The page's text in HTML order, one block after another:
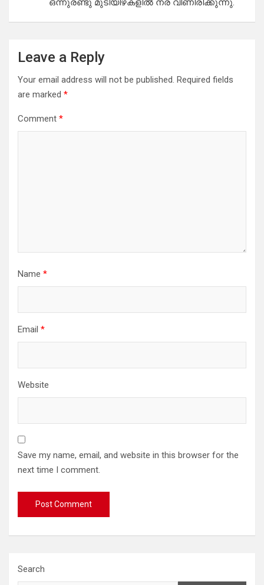
ഒന്നുരണ്ടു മുടിയിഴകളിൽ നര വീണിരിക്കുന്നു.
Leave a Reply
Your email address will not be published. Required fields
are marked *
Comment *
Name *
Email *
Website
Save my name, email, and website in this browser for the
next time I comment.
Search